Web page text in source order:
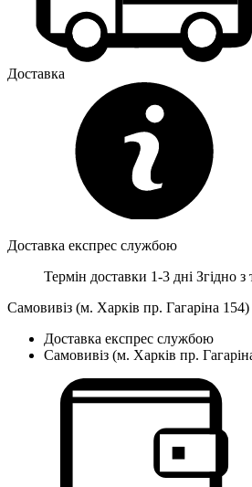
Доставка
Доставка експрес службою
Термін доставки 1-3 дні Згідно з
Самовивіз (м. Харків пр. Гагаріна 154)
Доставка експрес службою
Самовивіз (м. Харків пр.